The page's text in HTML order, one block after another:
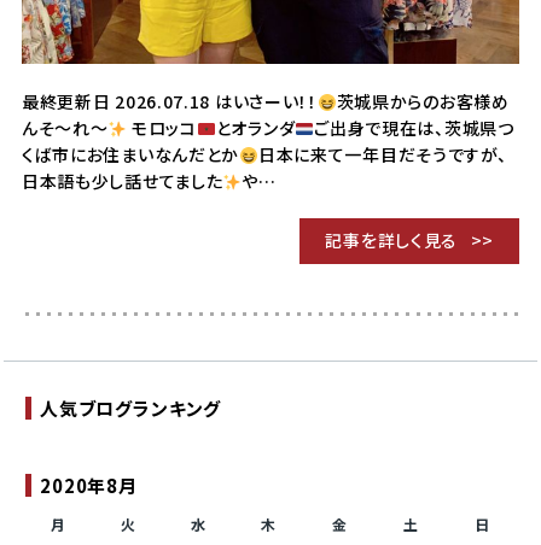
最終更新日 2026.07.18 はいさーい！！
茨城県からのお客様め
んそ〜れ〜
モロッコ とオランダ
ご出身で現在は、茨城県つ
くば市にお住まいなんだとか
日本に来て一年目だそうですが、
日本語も少し話せてました
や…
記事を詳しく見る
2020年8月
月 火 水 木 金 土 日
人気ブログランキング